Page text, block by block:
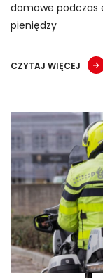
domowe podczas
pieniędzy
CZYTAJ WIĘCEJ